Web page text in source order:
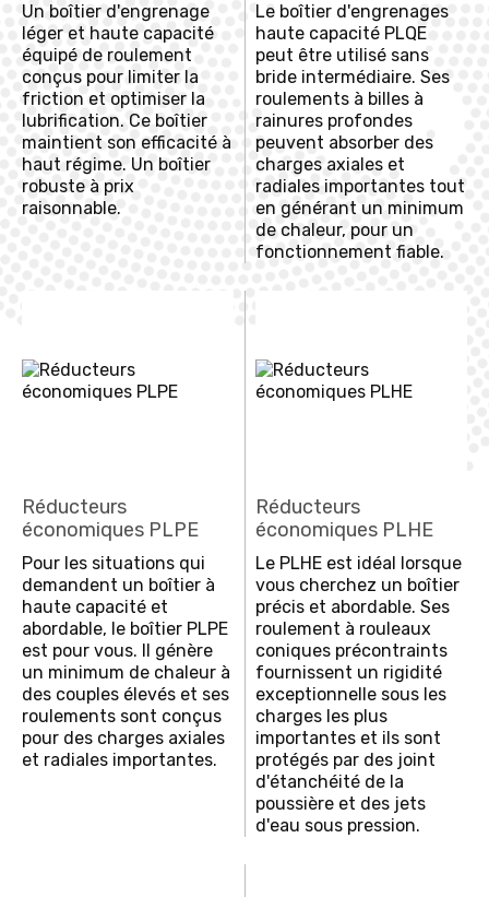
Un boîtier d'engrenage
léger et haute capacité
équipé de roulement
conçus pour limiter la
friction et optimiser la
lubrification. Ce boîtier
maintient son efficacité à
haut régime. Un boîtier
robuste à prix
raisonnable.
Le boîtier d'engrenages
haute capacité PLQE
peut être utilisé sans
bride intermédiaire. Ses
roulements à billes à
rainures profondes
peuvent absorber des
charges axiales et
radiales importantes tout
en générant un minimum
de chaleur, pour un
fonctionnement fiable.
Réducteurs
économiques PLPE
Pour les situations qui
demandent un boîtier à
haute capacité et
abordable, le boîtier PLPE
est pour vous. Il génère
un minimum de chaleur à
des couples élevés et ses
roulements sont conçus
pour des charges axiales
et radiales importantes.
Réducteurs
économiques PLHE
Le PLHE est idéal lorsque
vous cherchez un boîtier
précis et abordable. Ses
roulement à rouleaux
coniques précontraints
fournissent un rigidité
exceptionnelle sous les
charges les plus
importantes et ils sont
protégés par des joint
d'étanchéité de la
poussière et des jets
d'eau sous pression.